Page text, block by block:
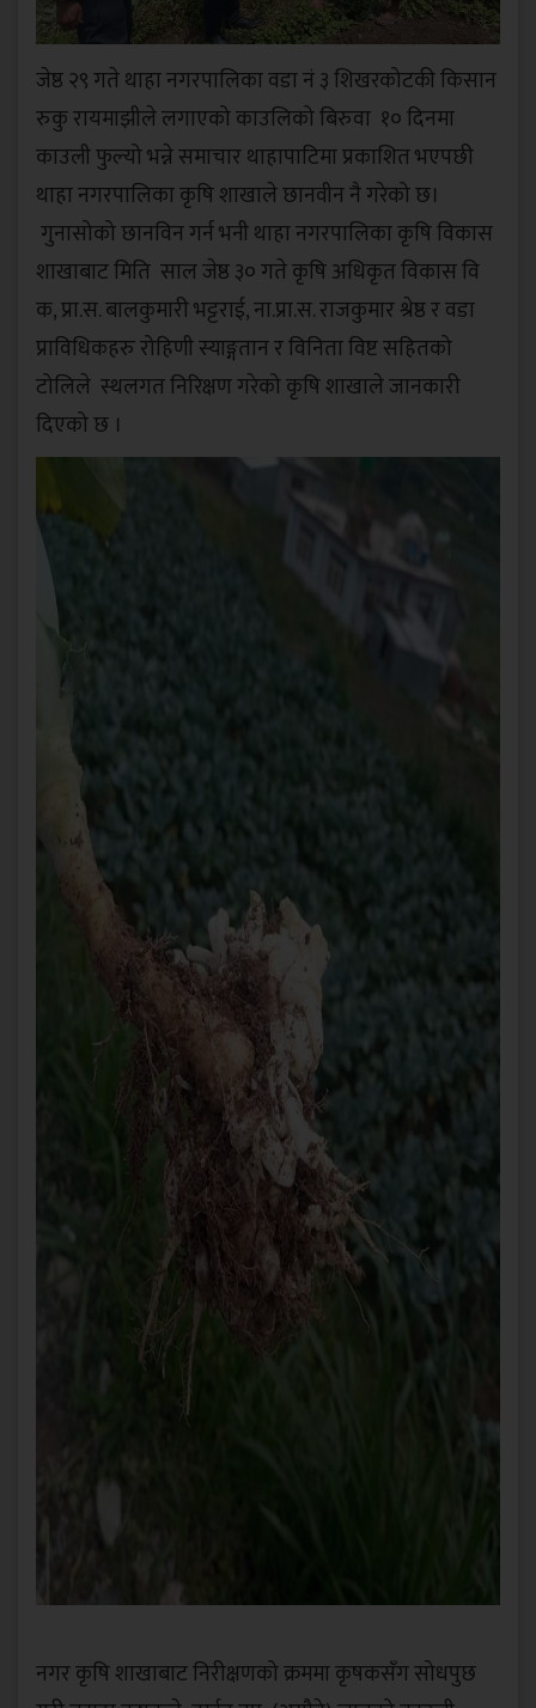
जेष्ठ २९ गते थाहा नगरपालिका वडा नं ३ शिखरकोटकी किसान
रुकु रायमाझीले लगाएको काउलिको बिरुवा १० दिनमा
काउली फुल्यो भन्ने समाचार थाहापाटिमा प्रकाशित भएपछी
थाहा नगरपालिका कृषि शाखाले छानवीन नै गरेको छ।
गुनासोको छानविन गर्न भनी थाहा नगरपालिका कृषि विकास
शाखाबाट मिति साल जेष्ठ ३० गते कृषि अधिकृत विकास वि
क, प्रा.स. बालकुमारी भट्टराई, ना.प्रा.स. राजकुमार श्रेष्ठ र वडा
प्राविधिकहरु रोहिणी स्याङ्गतान र विनिता विष्ट सहितको
टोलिले स्थलगत निरिक्षण गरेको कृषि शाखाले जानकारी
दिएको छ ।
नगर कृषि शाखाबाट निरीक्षणको क्रममा कृषकसँग सोधपुछ